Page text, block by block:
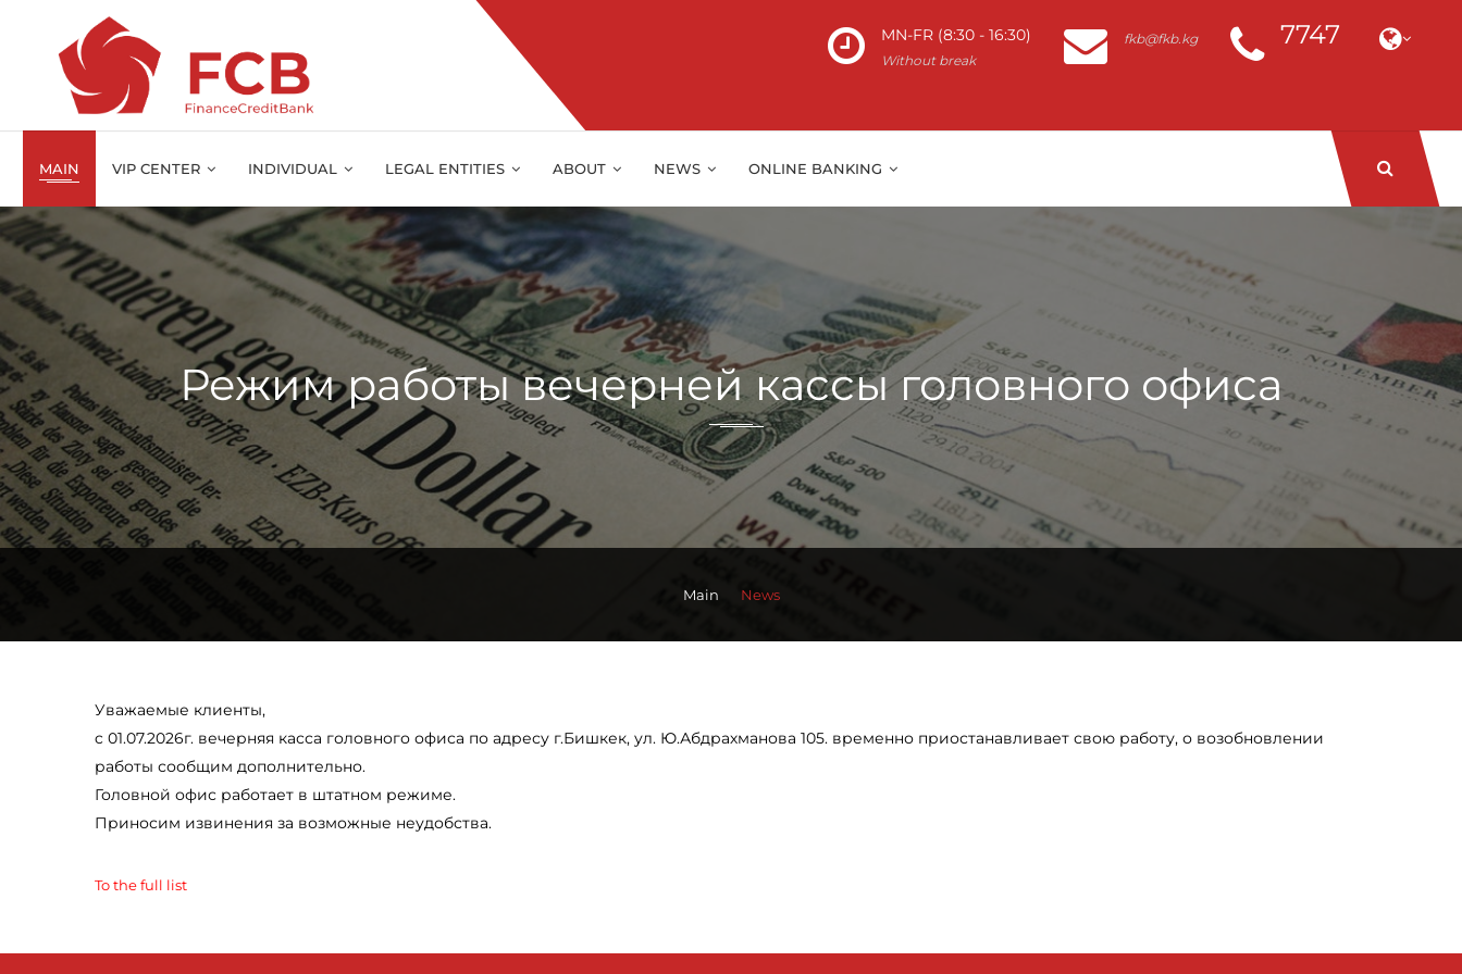
MN-FR (8:30 - 16:30)
Without break
fkb@fkb.kg 7747
MAIN VIP CENTER INDIVIDUAL LEGAL ENTITIES ABOUT NEWS ONLINE BANKING
Режим работы вечерней кассы головного офиса
Main News
Уважаемые клиенты,
c 01.07.2026г. вечерняя касса головного офиса по адресу г.Бишкек, ул. Ю.Абдрахманова 105. временно приостанавливает свою работу, о возобновлении
работы сообщим дополнительно.
Головной офис работает в штатном режиме.
Приносим извинения за возможные неудобства.
To the full list